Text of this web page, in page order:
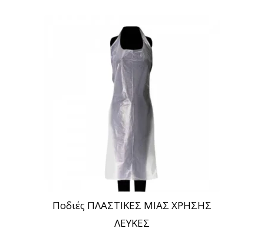
Ποδιές ΠΛΑΣΤΙΚΕΣ ΜΙΑΣ ΧΡΗΣΗΣ
ΛΕΥΚΕΣ